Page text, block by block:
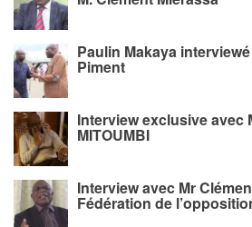
Paulin Makaya
Piment
Interview exclusive avec
MITOUMBI
Interview avec Mr
Fédération de